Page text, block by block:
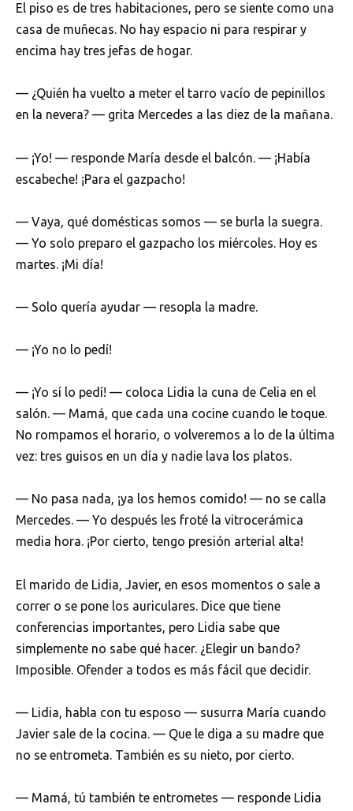
El piso es de tres habitaciones, pero se siente como una
casa de muñecas. No hay espacio ni para respirar y
encima hay tres jefas de hogar.
— ¿Quién ha vuelto a meter el tarro vacío de pepinillos
en la nevera? — grita Mercedes a las diez de la mañana.
— ¡Yo! — responde María desde el balcón. — ¡Había
escabeche! ¡Para el gazpacho!
— Vaya, qué domésticas somos — se burla la suegra.
— Yo solo preparo el gazpacho los miércoles. Hoy es
martes. ¡Mi día!
— Solo quería ayudar — resopla la madre.
— ¡Yo no lo pedí!
— ¡Yo sí lo pedí! — coloca Lidia la cuna de Celia en el
salón. — Mamá, que cada una cocine cuando le toque.
No rompamos el horario, o volveremos a lo de la última
vez: tres guisos en un día y nadie lava los platos.
— No pasa nada, ¡ya los hemos comido! — no se calla
Mercedes. — Yo después les froté la vitrocerámica
media hora. ¡Por cierto, tengo presión arterial alta!
El marido de Lidia, Javier, en esos momentos o sale a
correr o se pone los auriculares. Dice que tiene
conferencias importantes, pero Lidia sabe que
simplemente no sabe qué hacer. ¿Elegir un bando?
Imposible. Ofender a todos es más fácil que decidir.
— Lidia, habla con tu esposo — susurra María cuando
Javier sale de la cocina. — Que le diga a su madre que
no se entrometa. También es su nieto, por cierto.
— Mamá, tú también te entrometes — responde Lidia